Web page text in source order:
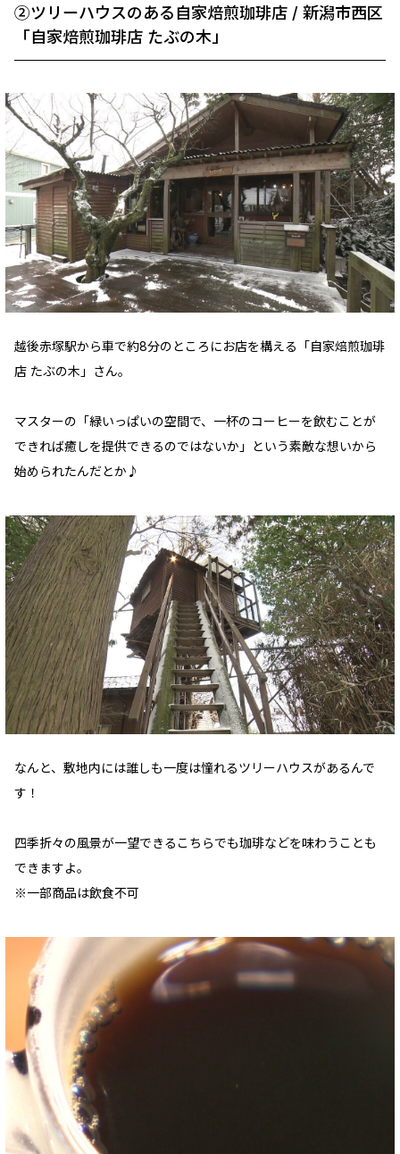
②ツリーハウスのある自家焙煎珈琲店 / 新潟市西区
「自家焙煎珈琲店 たぶの木」
越後赤塚駅から車で約8分のところにお店を構える「自家焙煎珈琲
店 たぶの木」さん。
マスターの「緑いっぱいの空間で、一杯のコーヒーを飲むことが
できれば癒しを提供できるのではないか」という素敵な想いから
始められたんだとか♪
なんと、敷地内には誰しも一度は憧れるツリーハウスがあるんで
す！
四季折々の風景が一望できるこちらでも珈琲などを味わうことも
できますよ。
※一部商品は飲食不可